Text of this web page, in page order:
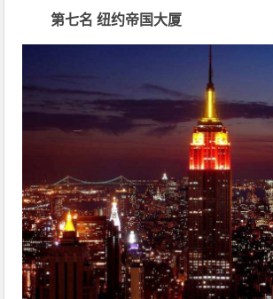
第七名 纽约帝国大厦